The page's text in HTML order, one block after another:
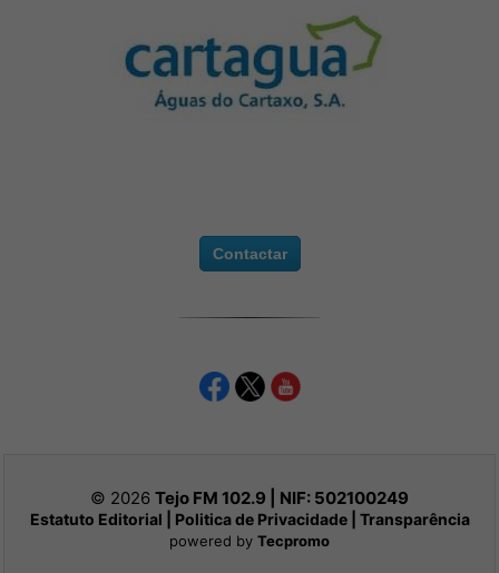
Contactar
© 2026 Tejo FM 102.9 | NIF: 502100249
Estatuto Editorial Politica de Privacidade| Transparência
powered by Tecpromo